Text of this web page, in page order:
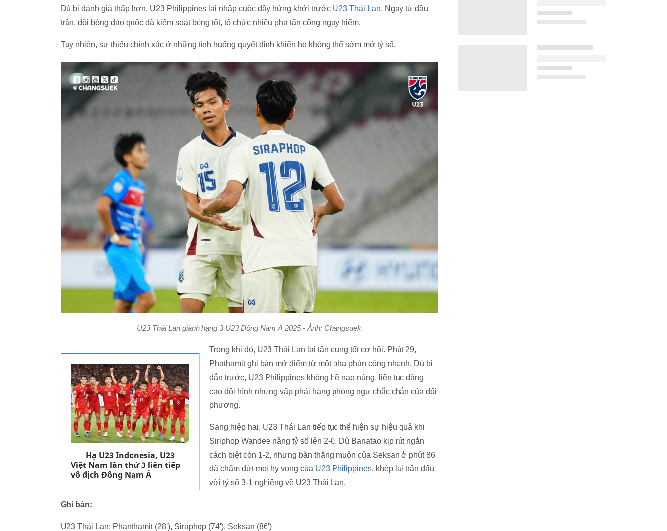
Dù bị đánh giá thấp hơn, U23 Philippines lại nhập cuộc đầy hứng khởi trước U23 Thái Lan. Ngay từ đầu
trận, đội bóng đảo quốc đã kiểm soát bóng tốt, tổ chức nhiều pha tấn công nguy hiểm.
Tuy nhiên, sự thiếu chính xác ở những tình huống quyết định khiến họ không thể sớm mở tỷ số.
U23 Thái Lan giành hạng 3 U23 Đông Nam Á 2025 - Ảnh: Changsuek
Hạ U23 Indonesia, U23
Việt Nam lần thứ 3 liên tiếp
vô địch Đông Nam Á
Trong khi đó, U23 Thái Lan lại tận dụng tốt cơ hội. Phút 29,
Phathamit ghi bàn mở điểm từ một pha phản công nhanh. Dù bị
dẫn trước, U23 Philippines không hề nao núng, liên tục dâng
cao đội hình nhưng vấp phải hàng phòng ngự chắc chắn của đối
phương.
Sang hiệp hai, U23 Thái Lan tiếp tục thể hiện sự hiệu quả khi
Siriphop Wandee nâng tỷ số lên 2-0. Dù Banatao kịp rút ngắn
cách biệt còn 1-2, nhưng bàn thắng muộn của Seksan ở phút 86
đã chấm dứt mọi hy vọng của U23 Philippines, khép lại trận đấu
với tỷ số 3-1 nghiêng về U23 Thái Lan.
Ghi bàn:
U23 Thái Lan: Phanthamit (28'), Siraphop (74'), Seksan (86')